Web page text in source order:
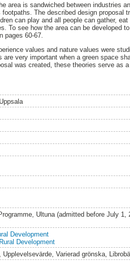
area is sandwiched between industries
The described design proposal
can play and all people can gather,
To see how the area can be developed
pages 60-67.
values and nature values were
very important when a green space
was created, these theories serve as
Ultuna (admitted before July 1,
Development
Development
Varierad grönska,